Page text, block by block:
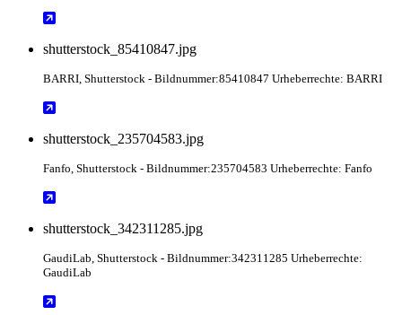
shutterstock_85410847.jpg
BARRI , Shutterstock - Bildnummer:85410847 Urheberrechte: BARRI
shutterstock_235704583.jpg
Fanfo , Shutterstock - Bildnummer:235704583 Urheberrechte: Fanfo
shutterstock_342311285.jpg
GaudiLab , Shutterstock - Bildnummer:342311285 Urheberrechte:
GaudiLab